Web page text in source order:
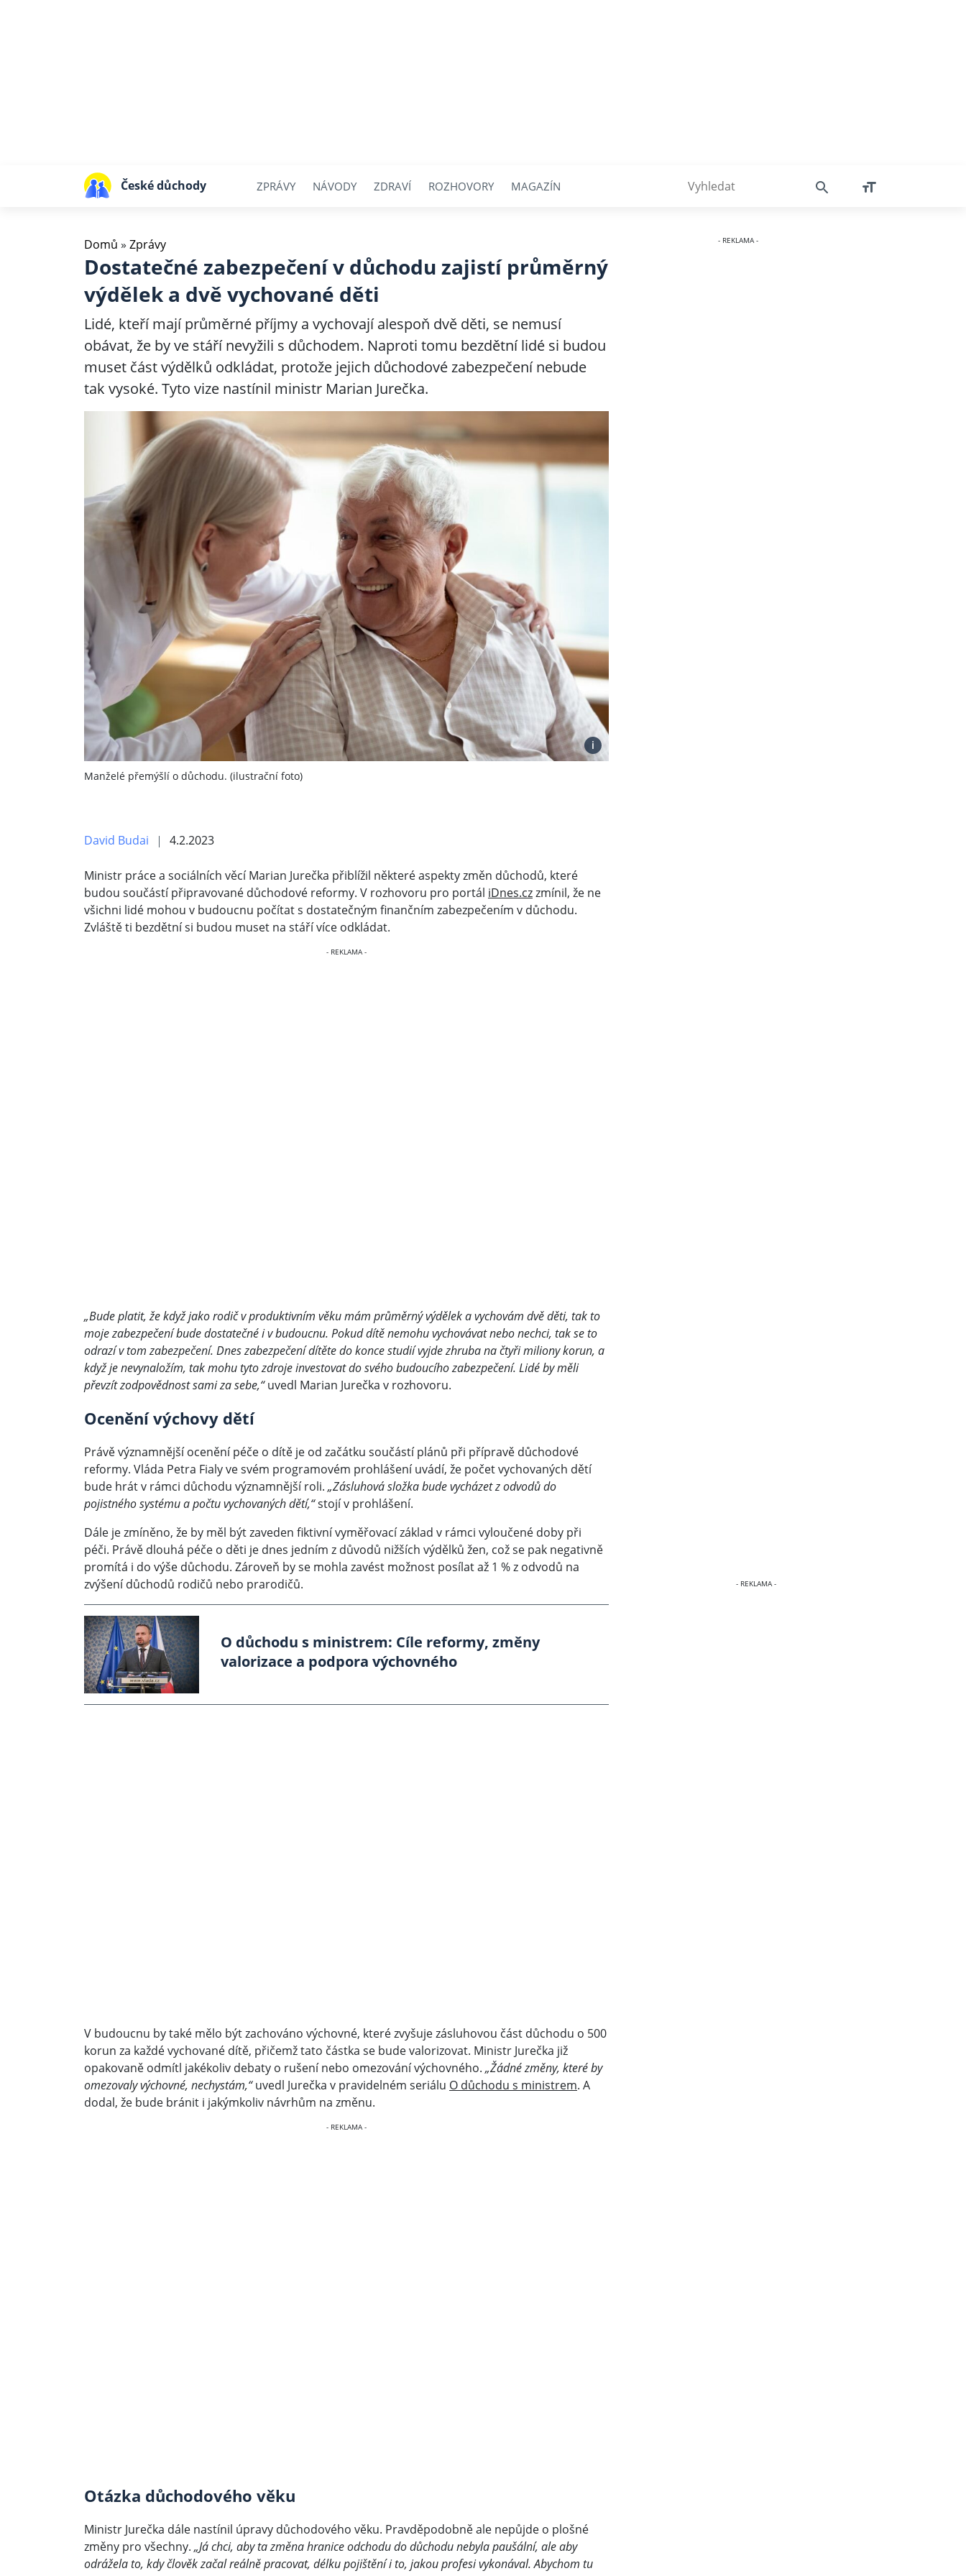
České důchody ZPRÁVY NÁVODY ZDRAVÍ ROZHOVORY MAGAZÍN
Domů » Zprávy
Dostatečné zabezpečení v důchodu zajistí průměrný
výdělek a dvě vychované děti
Lidé, kteří mají průměrné příjmy a vychovají alespoň dvě děti, se nemusí
obávat, že by ve stáří nevyžili s důchodem. Naproti tomu bezdětní lidé si budou
muset část výdělků odkládat, protože jejich důchodové zabezpečení nebude
tak vysoké. Tyto vize nastínil ministr Marian Jurečka.
i
Manželé přemýšlí o důchodu. (ilustrační foto)
David Budai 4.2.2023
Ministr práce a sociálních věcí Marian Jurečka přiblížil některé aspekty změn důchodů, které
budou součástí připravované důchodové reformy. V rozhovoru pro portál iDnes.czzmínil, že ne
všichni lidé mohou v budoucnu počítat s dostatečným finančním zabezpečením v důchodu.
Zvláště ti bezdětní si budou muset na stáří více odkládat.
„Bude platit, že když jako rodič v produktivním věku mám průměrný výdělek a vychovám dvě děti, tak to
moje zabezpečení bude dostatečné i v budoucnu. Pokud dítě nemohu vychovávat nebo nechci, tak se to
odrazí v tom zabezpečení. Dnes zabezpečení dítěte do konce studií vyjde zhruba na čtyři miliony korun, a
když je nevynaložím, tak mohu tyto zdroje investovat do svého budoucího zabezpečení. Lidé by měli
převzít zodpovědnost sami za sebe,“uvedl Marian Jurečka v rozhovoru.
Ocenění výchovy dětí
Právě významnější ocenění péče o dítě je od začátku součástí plánů při přípravě důchodové
reformy. Vláda Petra Fialy ve svém programovém prohlášení uvádí, že počet vychovaných dětí
bude hrát v rámci důchodu významnější roli. „Zásluhová složka bude vycházet z odvodů do
pojistného systému a počtu vychovaných dětí,“stojí v prohlášení.
Dále je zmíněno, že by měl být zaveden fiktivní vyměřovací základ v rámci vyloučené doby při
péči. Právě dlouhá péče o děti je dnes jedním z důvodů nižších výdělků žen, což se pak negativně
promítá i do výše důchodu. Zároveň by se mohla zavést možnost posílat až 1 % z odvodů na
zvýšení důchodů rodičů nebo prarodičů.
O důchodu s ministrem: Cíle reformy, změny
valorizace a podpora výchovného
V budoucnu by také mělo být zachováno výchovné, které zvyšuje zásluhovou část důchodu o 500
korun za každé vychované dítě, přičemž tato částka se bude valorizovat. Ministr Jurečka již
opakovaně odmítl jakékoliv debaty o rušení nebo omezování výchovného. „Žádné změny, které by
omezovaly výchovné, nechystám,“uvedl Jurečka v pravidelném seriálu O důchodu s ministrem. A
dodal, že bude bránit i jakýmkoliv návrhům na změnu.
Otázka důchodového věku
Ministr Jurečka dále nastínil úpravy důchodového věku. Pravděpodobně ale nepůjde o plošné
změny pro všechny. „Já chci, aby ta změna hranice odchodu do důchodu nebyla paušální, ale aby
odrážela to, kdy člověk začal reálně pracovat, délku pojištění i to, jakou profesi vykonával. Abychom tu